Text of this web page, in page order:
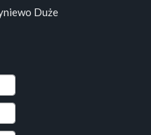
Duże